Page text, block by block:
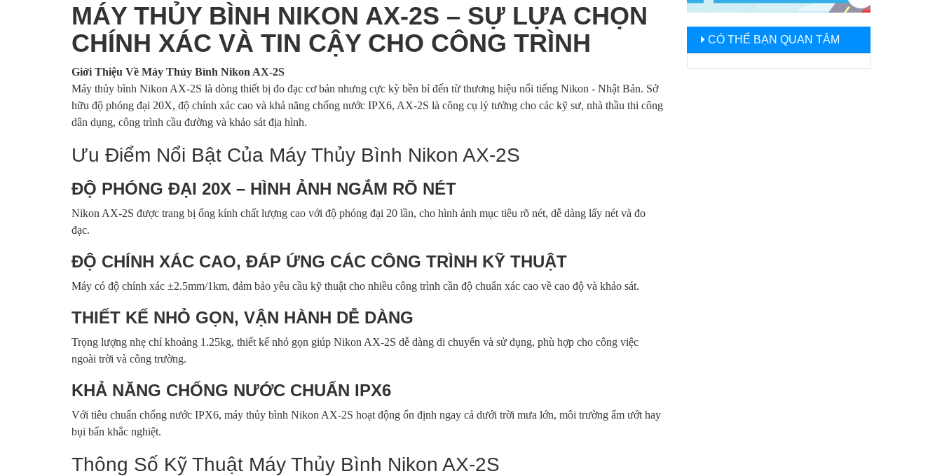
MÁY THỦY BÌNH NIKON AX-2S – SỰ LỰA CHỌN
CHÍNH XÁC VÀ TIN CẬY CHO CÔNG TRÌNH
Giới Thiệu Về Máy Thủy Bình Nikon AX-2S
Máy thủy bình Nikon AX-2S là dòng thiết bị đo đạc cơ bản nhưng cực kỳ bền bỉ đến từ thương hiệu nổi tiếng Nikon - Nhật Bản. Sở
hữu độ phóng đại 20X, độ chính xác cao và khả năng chống nước IPX6, AX-2S là công cụ lý tưởng cho các kỹ sư, nhà thầu thi công
dân dụng, công trình cầu đường và khảo sát địa hình.
Ưu Điểm Nổi Bật Của Máy Thủy Bình Nikon AX-2S
ĐỘ PHÓNG ĐẠI 20X – HÌNH ẢNH NGẮM RÕ NÉT
Nikon AX-2S được trang bị ống kính chất lượng cao với độ phóng đại 20 lần, cho hình ảnh mục tiêu rõ nét, dễ dàng lấy nét và đo
đạc.
ĐỘ CHÍNH XÁC CAO, ĐÁP ỨNG CÁC CÔNG TRÌNH KỸ THUẬT
Máy có độ chính xác ±2.5mm/1km, đảm bảo yêu cầu kỹ thuật cho nhiều công trình cần độ chuẩn xác cao về cao độ và khảo sát.
THIẾT KẾ NHỎ GỌN, VẬN HÀNH DỄ DÀNG
Trọng lượng nhẹ chỉ khoảng 1.25kg, thiết kế nhỏ gọn giúp Nikon AX-2S dễ dàng di chuyển và sử dụng, phù hợp cho công việc
ngoài trời và công trường.
KHẢ NĂNG CHỐNG NƯỚC CHUẨN IPX6
Với tiêu chuẩn chống nước IPX6, máy thủy bình Nikon AX-2S hoạt động ổn định ngay cả dưới trời mưa lớn, môi trường ẩm ướt hay
bụi bẩn khắc nghiệt.
Thông Số Kỹ Thuật Máy Thủy Bình Nikon AX-2S
CÓ THỂ BẠN QUAN TÂM